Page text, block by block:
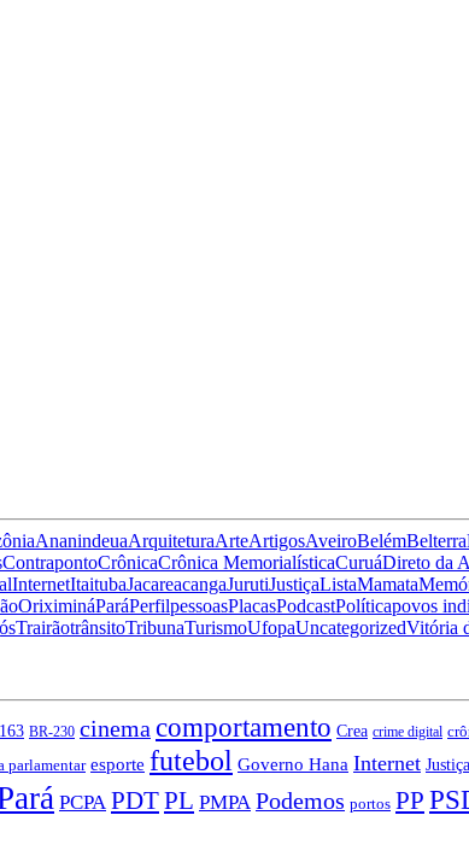
AnanindeuaArquiteturaArteArtigosAveiroBelémBelterra
ContrapontoCrônicaCrônica MemorialísticaCuruáDireto da
InternetItaitubaJacareacangaJurutiJustiçaListaMamata
OriximináParáPerfilpessoasPlacasPodcastPolíticapovos
TrairãotrânsitoTribunaTurismoUfopaUncategorizedVitória
BR-230 cinema comportamento Crea crime digital
parlamentar esporte futebol Governo Hana Internet
PCPA PDTPL PMPA Podemos portos PP